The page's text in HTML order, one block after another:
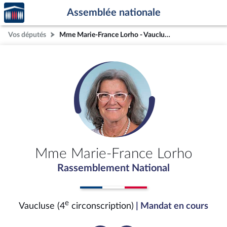
Aller au contenu
Aller en bas de la page
Accèder
à la
page
d'accueil
Assemblée nationale
Vos députés Mme Marie-France Lorho - Vaucluse (4e circonscription)
Mme Marie-France Lorho
Rassemblement National
Vaucluse (4e circonscription) | Mandat en cours